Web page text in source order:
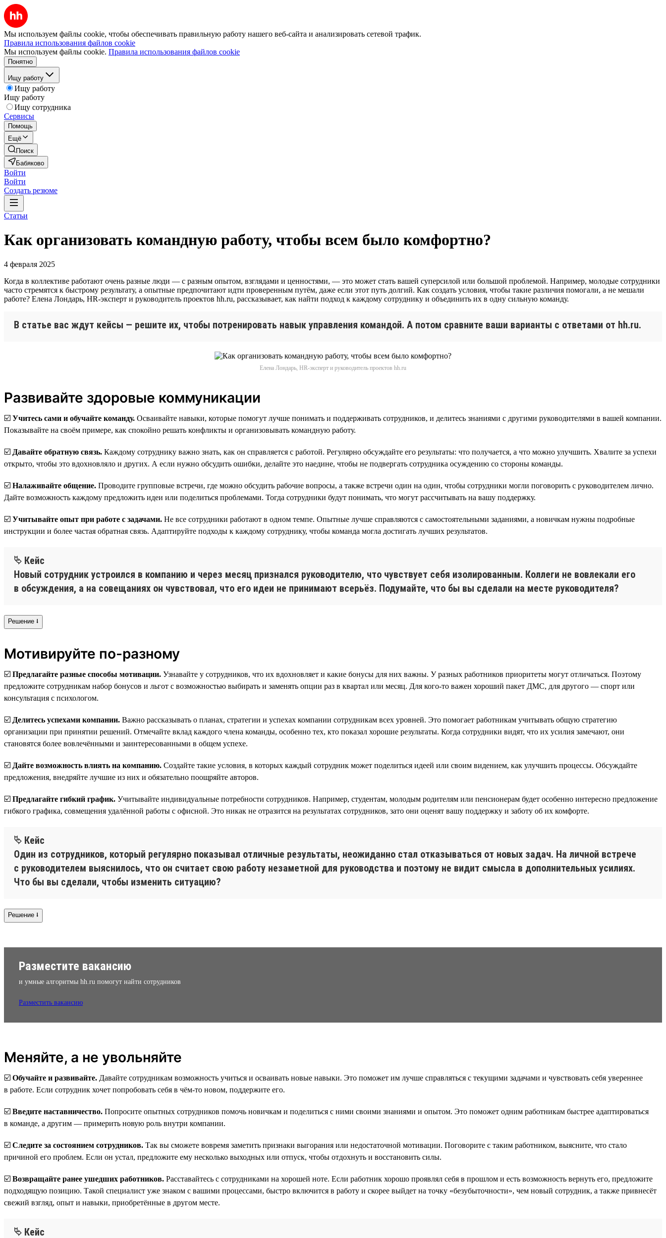
Мы используем файлы cookie, чтобы обеспечивать правильную работу нашего веб-сайта и анализировать сетевой трафик.
Правила использования файлов cookie
Мы используем файлы cookie. Правила использования файлов cookie
Понятно
Ищу работу
Ищу работу
Ищу работу
Ищу сотрудника
Сервисы
Помощь
Ещё
Поиск
Бабяково
Войти
Войти
Создать резюме
Статьи
Как организовать командную работу, чтобы всем было комфортно?
4 февраля 2025
Когда в коллективе работают очень разные люди — с разным опытом, взглядами и ценностями, — это может стать вашей суперсилой или большой проблемой. Например, молодые сотрудники
часто стремятся к быстрому результату, а опытные предпочитают идти проверенным путём, даже если этот путь долгий. Как создать условия, чтобы такие различия помогали, а не мешали
работе? Елена Лондарь, HR-эксперт и руководитель проектов hh.ru, рассказывает, как найти подход к каждому сотруднику и объединить их в одну сильную команду.
В статье вас ждут кейсы — решите их, чтобы потренировать навык управления командой. А потом сравните ваши варианты с ответами от hh.ru.
Елена Лондарь, HR-эксперт и руководитель проектов hh.ru
Развивайте здоровые коммуникации
☑️ Учитесь сами и обучайте команду. Осваивайте навыки, которые помогут лучше понимать и поддерживать сотрудников, и делитесь знаниями с другими руководителями в вашей компании.
Показывайте на своём примере, как спокойно решать конфликты и организовывать командную работу.
☑️ Давайте обратную связь. Каждому сотруднику важно знать, как он справляется с работой. Регулярно обсуждайте его результаты: что получается, а что можно улучшить. Хвалите за успехи
открыто, чтобы это вдохновляло и других. А если нужно обсудить ошибки, делайте это наедине, чтобы не подвергать сотрудника осуждению со стороны команды.
☑️ Налаживайте общение. Проводите групповые встречи, где можно обсудить рабочие вопросы, а также встречи один на один, чтобы сотрудники могли поговорить с руководителем лично.
Дайте возможность каждому предложить идеи или поделиться проблемами. Тогда сотрудники будут понимать, что могут рассчитывать на вашу поддержку.
☑️ Учитывайте опыт при работе с задачами. Не все сотрудники работают в одном темпе. Опытные лучше справляются с самостоятельными заданиями, а новичкам нужны подробные
инструкции и более частая обратная связь. Адаптируйте подходы к каждому сотруднику, чтобы команда могла достигать лучших результатов.
⮱ Кейс
Новый сотрудник устроился в компанию и через месяц признался руководителю, что чувствует себя изолированным. Коллеги не вовлекали его
в обсуждения, а на совещаниях он чувствовал, что его идеи не принимают всерьёз. Подумайте, что бы вы сделали на месте руководителя?
Решение ⭣
Мотивируйте по-разному
☑️ Предлагайте разные способы мотивации. Узнавайте у сотрудников, что их вдохновляет и какие бонусы для них важны. У разных работников приоритеты могут отличаться. Поэтому
предложите сотрудникам набор бонусов и льгот с возможностью выбирать и заменять опции раз в квартал или месяц. Для кого-то важен хороший пакет ДМС, для другого — спорт или
консультация с психологом.
☑️ Делитесь успехами компании. Важно рассказывать о планах, стратегии и успехах компании сотрудникам всех уровней. Это помогает работникам учитывать общую стратегию
организации при принятии решений. Отмечайте вклад каждого члена команды, особенно тех, кто показал хорошие результаты. Когда сотрудники видят, что их усилия замечают, они
становятся более вовлечёнными и заинтересованными в общем успехе.
☑️ Дайте возможность влиять на компанию. Создайте такие условия, в которых каждый сотрудник может поделиться идеей или своим видением, как улучшить процессы. Обсуждайте
предложения, внедряйте лучшие из них и обязательно поощряйте авторов.
☑️ Предлагайте гибкий график. Учитывайте индивидуальные потребности сотрудников. Например, студентам, молодым родителям или пенсионерам будет особенно интересно предложение
гибкого графика, совмещения удалённой работы с офисной. Это никак не отразится на результатах сотрудников, зато они оценят вашу поддержку и заботу об их комфорте.
⮱ Кейс
Один из сотрудников, который регулярно показывал отличные результаты, неожиданно стал отказываться от новых задач. На личной встрече
с руководителем выяснилось, что он считает свою работу незаметной для руководства и поэтому не видит смысла в дополнительных усилиях.
Что бы вы сделали, чтобы изменить ситуацию?
Решение ⭣
Разместите вакансию
и умные алгоритмы hh.ru помогут найти сотрудников
Разместить вакансию
Меняйте, а не увольняйте
☑️ Обучайте и развивайте. Давайте сотрудникам возможность учиться и осваивать новые навыки. Это поможет им лучше справляться с текущими задачами и чувствовать себя увереннее
в работе. Если сотрудник хочет попробовать себя в чём-то новом, поддержите его.
☑️ Введите наставничество. Попросите опытных сотрудников помочь новичкам и поделиться с ними своими знаниями и опытом. Это поможет одним работникам быстрее адаптироваться
в команде, а другим — примерить новую роль внутри компании.
☑️ Следите за состоянием сотрудников. Так вы сможете вовремя заметить признаки выгорания или недостаточной мотивации. Поговорите с таким работником, выясните, что стало
причиной его проблем. Если он устал, предложите ему несколько выходных или отпуск, чтобы отдохнуть и восстановить силы.
☑️ Возвращайте ранее ушедших работников. Расставайтесь с сотрудниками на хорошей ноте. Если работник хорошо проявлял себя в прошлом и есть возможность вернуть его, предложите
подходящую позицию. Такой специалист уже знаком с вашими процессами, быстро включится в работу и скорее выйдет на точку «безубыточности», чем новый сотрудник, а также привнесёт
свежий взгляд, опыт и навыки, приобретённые в другом месте.
⮱ Кейс